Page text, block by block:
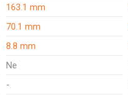
163.1 mm
70.1 mm
8.8 mm
Ne
-